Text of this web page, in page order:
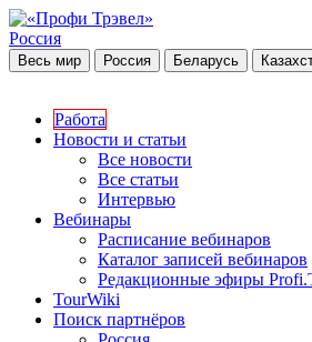
Россия
Весь мир Россия Беларусь
Работа
Новости и статьи
Все новости
Все статьи
Интервью
Вебинары
Расписание вебинаров
Каталог записей вебинаров
Редакционные эфиры
TourWiki
Поиск партнёров